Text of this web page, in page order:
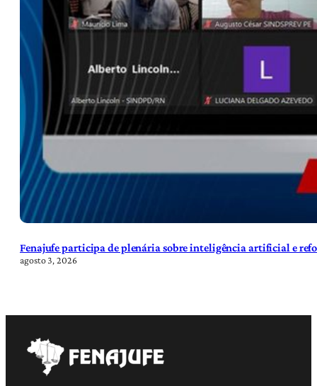
Fenajufe participa de plenária sobre inteligência artificial e
agosto 3, 2026